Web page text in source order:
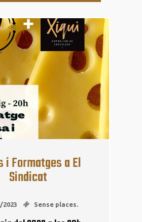
i Formatges a El
Sindicat
2023 Sense places.